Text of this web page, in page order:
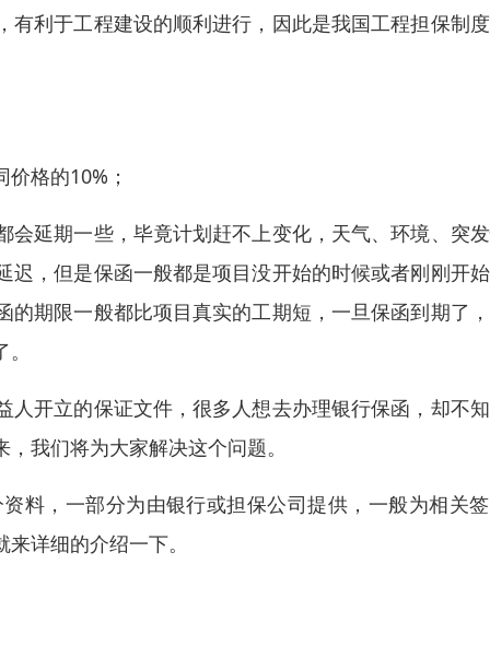
利于工程建设的顺利进行，因此是我国工程担保制
格的10%；
延期一些，毕竟计划赶不上变化，天气、环境、突
，但是保函一般都是项目没开始的时候或者刚刚开
期限一般都比项目真实的工期短，一旦保函到期了
开立的保证文件，很多人想去办理银行保函，却不
我们将为大家解决这个问题。
料，一部分为由银行或担保公司提供，一般为相关
详细的介绍一下。